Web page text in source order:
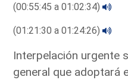
(00:55:45 a 01:02:34)
(01:21:30 a 01:24:26)
Interpelación urgente
general que adoptará